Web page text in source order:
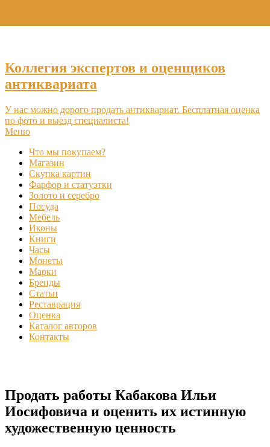
Коллегия экспертов и оценщиков
антиквариата
У нас можно дорого продать антиквариат. Бесплатная оценка
по фото и выезд специалиста!
Меню
Что мы покупаем?
Магазин
Скупка картин
Фарфор и статуэтки
Золото и серебро
Посуда
Мебель
Иконы
Книги
Часы
Монеты
Марки
Бренды
Статьи
Реставрация
Оценка
Каталог авторов
Контакты
Продать работы Кабакова Ильи
Иосифовича и оценить их истинную
художественную ценность